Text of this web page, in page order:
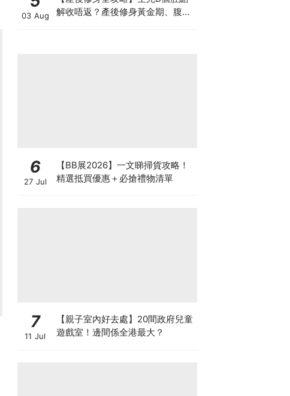
03 Aug
解收唔返？產後修身黃金期、腹直
6
27 Jul
【BB展2026】一文睇掃貨攻略！
精選抵買優惠＋必搶禮物清單
7
11 Jul
【親子室內好去處】20間政府兒童
遊戲室！邊間係全港最大？